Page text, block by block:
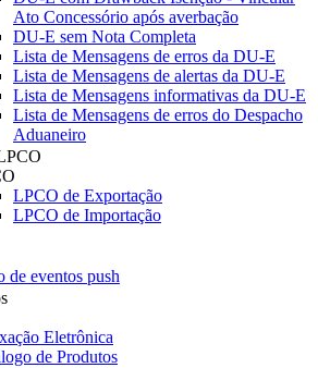
Ato Concessório após averbação
DU-E sem Nota Completa
Lista de Mensagens de erros da DU-E
Lista de Mensagens de alertas da DU-E
Lista de Mensagens informativas da DU-E
Lista de Mensagens de erros do Despacho
Aduaneiro
LPCO de Exportação
LPCO de Importação
de eventos push
Eletrônica
de Produtos